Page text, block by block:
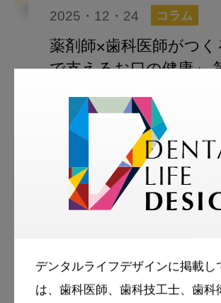
デンタルライフデザインに掲載し
は、歯科医師、歯科技工士、歯科
2025・12・24 コラム
薬剤師×歯科医師がつく
で支えるお口の健康」
薬剤師が支える生活習
スマイル＋アーカイブ
薬剤師×歯科医師